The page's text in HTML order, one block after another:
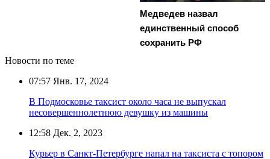
Медведев назвал
единственный способ
сохранить РФ
Новости по теме
07:57 Янв. 17, 2024
В Подмосковье таксист около часа не выпускал
несовершеннолетнюю девушку из машины
12:58 Дек. 2, 2023
Курьер в Санкт-Петербурге напал на таксиста с топором